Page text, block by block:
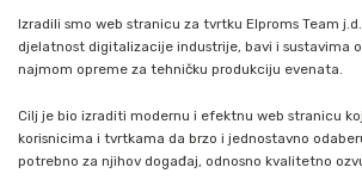
Izradili smo web stranicu za tvrtku Elproms Team
djelatnost digitalizacije industrije, bavi i sustavima
najmom opreme za tehničku produkciju evenata.
Cilj je bio izraditi modernu i efektnu web stranicu
korisnicima i tvrtkama da brzo i jednostavno
potrebno za njihov događaj, odnosno kvalitetno